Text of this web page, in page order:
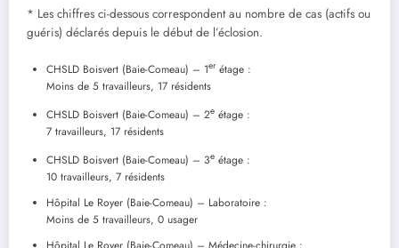
* Les chiffres ci-dessous correspondent au nombre de cas (actifs ou
guéris) déclarés depuis le début de l’éclosion.
CHSLD Boisvert (Baie-Comeau) – 1erétage :
Moins de 5 travailleurs, 17 résidents
CHSLD Boisvert (Baie-Comeau) – 2e étage :
7 travailleurs, 17 résidents
CHSLD Boisvert (Baie-Comeau) – 3e étage :
10 travailleurs, 7 résidents
Hôpital Le Royer (Baie-Comeau) – Laboratoire :
Moins de 5 travailleurs, 0 usager